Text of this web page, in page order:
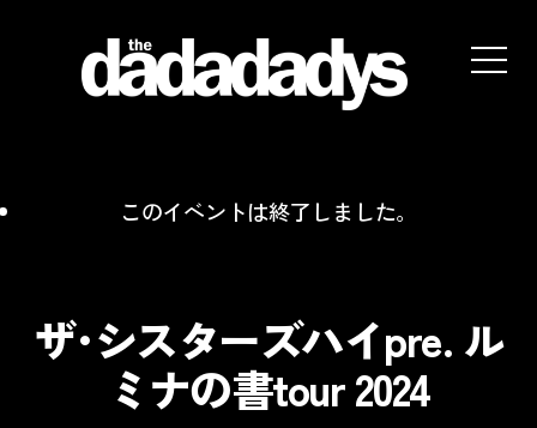
websiteこのイベントは終了しました。
ザ･シスターズハイpre. ル
ミナの書tour 2024